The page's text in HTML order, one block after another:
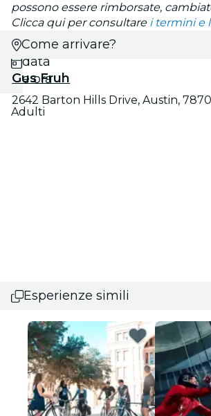
possono essere rimborsate,
Clicca qui per consultare i termini e
Scegli
data
e ora
Adulti
Come arrivare?
Gus Fruh
2642 Barton Hills Drive, Austin,
Esperienze simili